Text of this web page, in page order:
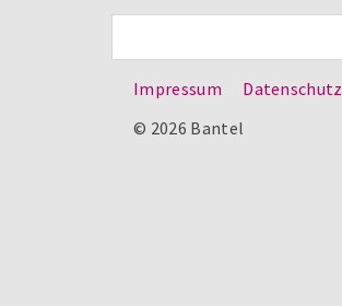
Impressum Datenschutz
© 2026 Bantel